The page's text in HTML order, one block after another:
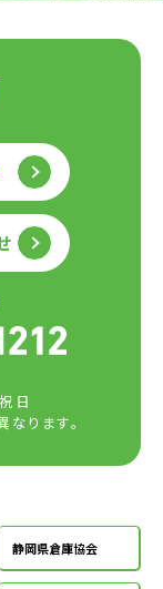
日
ります。
静岡県倉庫協会